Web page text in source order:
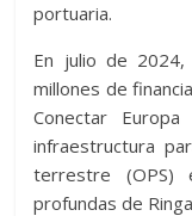
portuaria.
En julio de 2024,
millones de
Conectar
infraestructura
terrestre (OPS)
profundas de